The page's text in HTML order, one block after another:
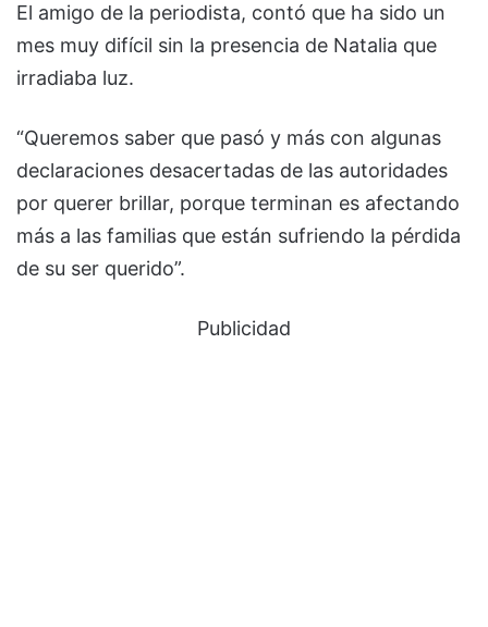
El amigo de la periodista, contó que ha sido un
mes muy difícil sin la presencia de Natalia que
irradiaba luz.
“Queremos saber que pasó y más con algunas
declaraciones desacertadas de las autoridades
por querer brillar, porque terminan es afectando
más a las familias que están sufriendo la pérdida
de su ser querido”.
Publicidad